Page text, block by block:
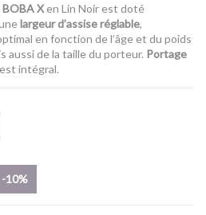
BOBA Xen Lin Noir est doté
largeur d’assise réglable,
en fonction de l’âge et du poids
aussi de la taille du porteur. Portage
intégral.
-10%